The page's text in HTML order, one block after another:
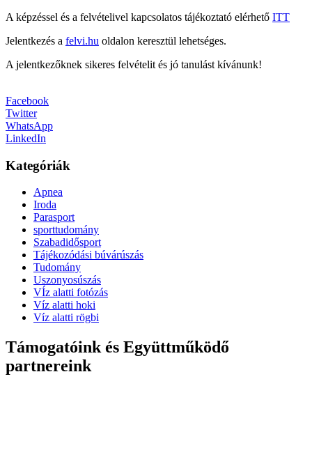
A képzéssel és a felvételivel kapcsolatos tájékoztató elérhető ITT
Jelentkezés a felvi.hu oldalon keresztül lehetséges.
A jelentkezőknek sikeres felvételit és jó tanulást kívánunk!
Facebook
Twitter
WhatsApp
LinkedIn
Kategóriák
Apnea
Iroda
Parasport
sporttudomány
Szabadidősport
Tájékozódási búvárúszás
Tudomány
Uszonyosúszás
VÍz alatti fotózás
Víz alatti hoki
Víz alatti rögbi
Támogatóink és Együttműködő
partnereink